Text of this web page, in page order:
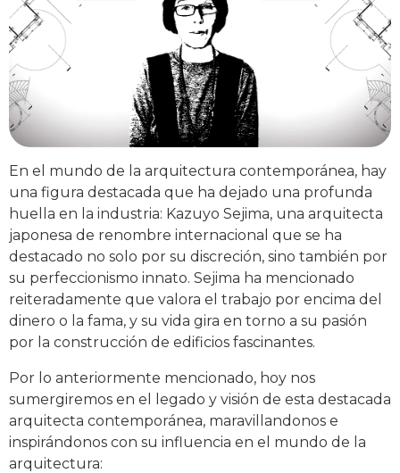
En el mundo de la arquitectura contemporánea, hay
una figura destacada que ha dejado una profunda
huella en la industria: Kazuyo Sejima, una arquitecta
japonesa de renombre internacional que se ha
destacado no solo por su discreción, sino también por
su perfeccionismo innato. Sejima ha mencionado
reiteradamente que valora el trabajo por encima del
dinero o la fama, y su vida gira en torno a su pasión
por la construcción de edificios fascinantes.
Por lo anteriormente mencionado, hoy nos
sumergiremos en el legado y visión de esta destacada
arquitecta contemporánea, maravillandonos e
inspirándonos con su influencia en el mundo de la
arquitectura: